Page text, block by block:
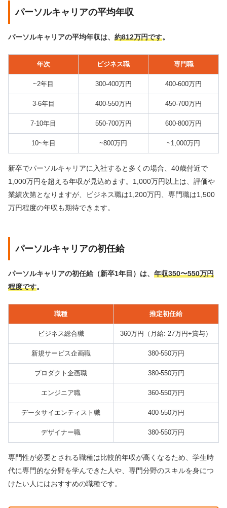
パーソルキャリアの平均年収
パーソルキャリアの平均年収は、 約812万円です。
年次 ビジネス職 専門職
~2年目 300-400万円 400-600万円
3-6年目 400-550万円 450-700万円
7-10年目 550-700万円 600-800万円
10~年目 ~800万円 ~1,000万円
新卒でパーソルキャリアに入社すると多くの場合、40歳付近で
1,000万円を超える年収が見込めます。 1,000万円以上は、評価や
業績次第となりますが、ビジネス職は1,200万円、専門職は1,500
万円程度の年収も期待できます。
パーソルキャリアの初任給
パーソルキャリアの初任給（新卒1年目）は、 年収350〜550万円
程度です。
職種 推定初任給
ビジネス総合職 360万円（月給: 27万円+賞与）
新規サービス企画職 380-550万円
プロダクト企画職 380-550万円
エンジニア職 360-550万円
データサイエンティスト職 400-550万円
デザイナー職 380-550万円
専門性が必要とされる職種は比較的年収が高くなるため、学生時
代に専門的な分野を学んできた人や、専門分野のスキルを身につ
けたい人にはおすすめの職種です。